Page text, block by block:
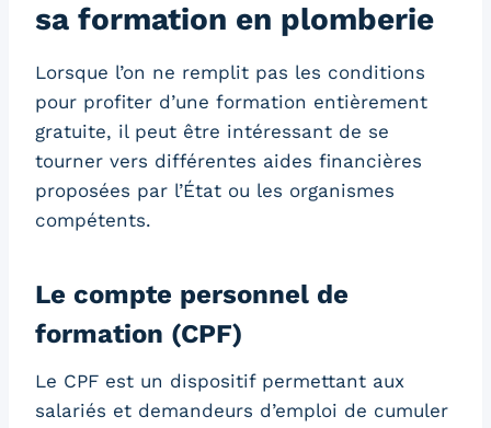
sa formation en plomberie
Lorsque l’on ne remplit pas les conditions
pour profiter d’une formation entièrement
gratuite, il peut être intéressant de se
tourner vers différentes aides financières
proposées par l’État ou les organismes
compétents.
Le compte personnel de
formation (CPF)
Le CPF est un dispositif permettant aux
salariés et demandeurs d’emploi de cumuler